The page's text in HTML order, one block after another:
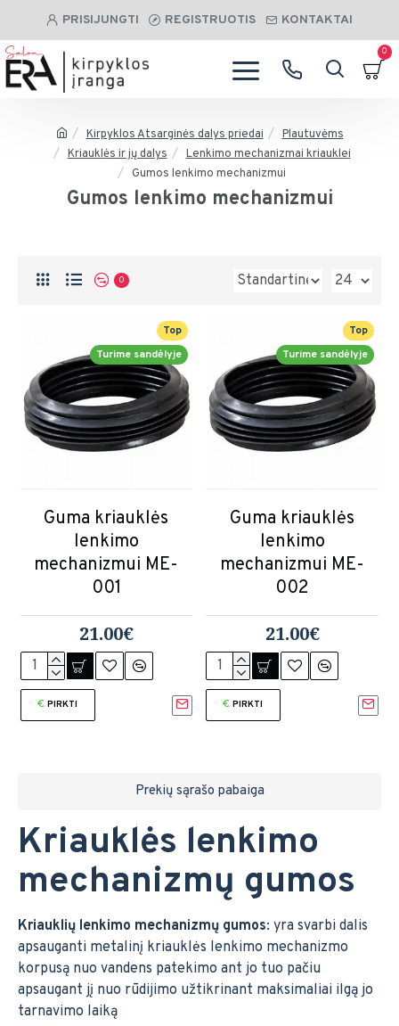
PRISIJUNGTI REGISTRUOTIS KONTAKTAI
0
Kirpyklos Atsarginės dalys priedai
Plautuvėms
Kriauklės ir jų dalys
Lenkimo mechanizmai kriauklei
Gumos lenkimo mechanizmui
Gumos lenkimo mechanizmui
Kriauklės lenkimo
mechanizmų gumos
Kriauklių lenkimo mechanizmų gumos: yra svarbi dalis
apsauganti metalinį kriauklės lenkimo mechanizmo
korpusą nuo vandens patekimo ant jo tuo pačiu
apsaugant jį nuo rūdijimo užtikrinant maksimaliai ilgą jo
tarnavimo laiką
0
Top
Turime sandėlyje
Guma kriauklės
lenkimo
mechanizmui ME-
001
21.00€
PIRKTI
Top
Turime sandėlyje
Guma kriauklės
lenkimo
mechanizmui ME-
002
21.00€
PIRKTI
Prekių sąrašo pabaiga